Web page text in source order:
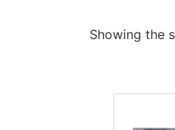
Showing the